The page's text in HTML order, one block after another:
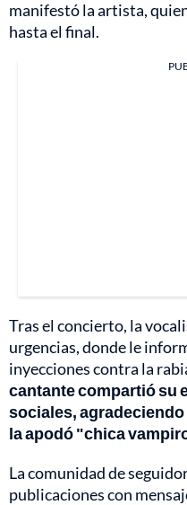
manifestó la artista,
hasta el final.
Tras el concierto, la
urgencias, donde le
inyecciones contra la
cantante compartió su
sociales,
la apodó "chica
La comunidad de
publicaciones con